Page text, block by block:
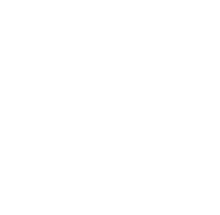
El alto el fuego
internacional. El